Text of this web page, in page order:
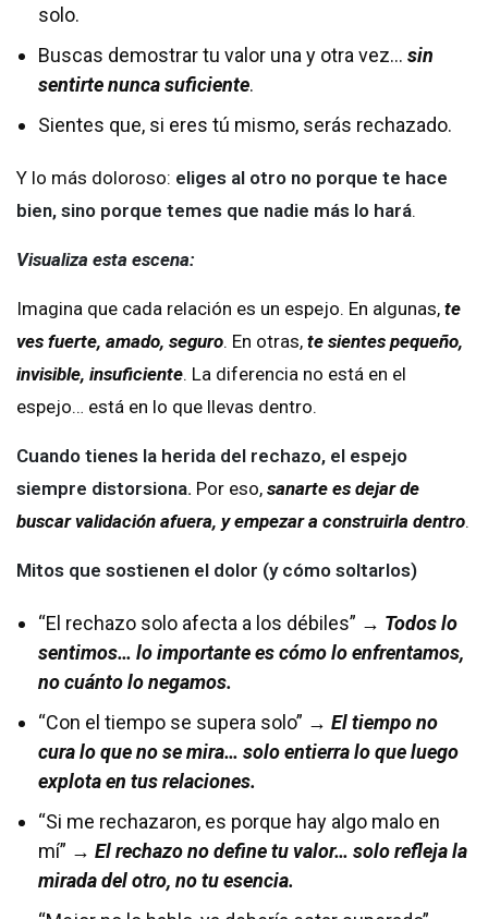
solo.
Buscas demostrar tu valor una y otra vez… sin
sentirte nunca suficiente.
Sientes que, si eres tú mismo, serás rechazado.
Y lo más doloroso: eliges al otro no porque te hace
bien, sino porque temes que nadie más lo hará.
Visualiza esta escena:
Imagina que cada relación es un espejo. En algunas, te
ves fuerte, amado, seguro. En otras, te sientes pequeño,
invisible, insuficiente. La diferencia no está en el
espejo… está en lo que llevas dentro.
Cuando tienes la herida del rechazo, el espejo
siempre distorsiona. Por eso, sanarte es dejar de
buscar validación afuera, y empezar a construirla dentro.
Mitos que sostienen el dolor (y cómo soltarlos)
“El rechazo solo afecta a los débiles” → Todos lo
sentimos… lo importante es cómo lo enfrentamos,
no cuánto lo negamos.
“Con el tiempo se supera solo” → El tiempo no
cura lo que no se mira… solo entierra lo que luego
explota en tus relaciones.
“Si me rechazaron, es porque hay algo malo en
mí” → El rechazo no define tu valor… solo refleja la
mirada del otro, no tu esencia.